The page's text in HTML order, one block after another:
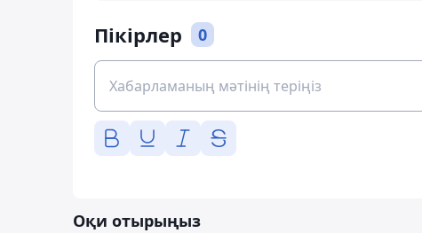
Пікірлер 0
Оқи отырыңыз